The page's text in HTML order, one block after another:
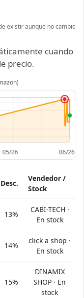
existir aunque no cambie
cuando
precio.
Desc.
Vendedor /
Stock
13%
CABI-TECH ·
En stock
14%
click a shop ·
En stock
15%
DINAMIX
SHOP · En
stock